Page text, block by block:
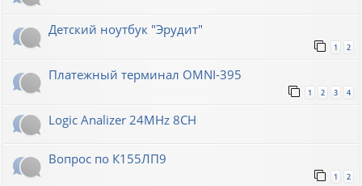
Детский ноутбук "Эрудит"
1 2
Платежный терминал OMNI-395
1 2 3 4
Logic Analizer 24MHz 8CH
Вопрос по К155ЛП9
1 2